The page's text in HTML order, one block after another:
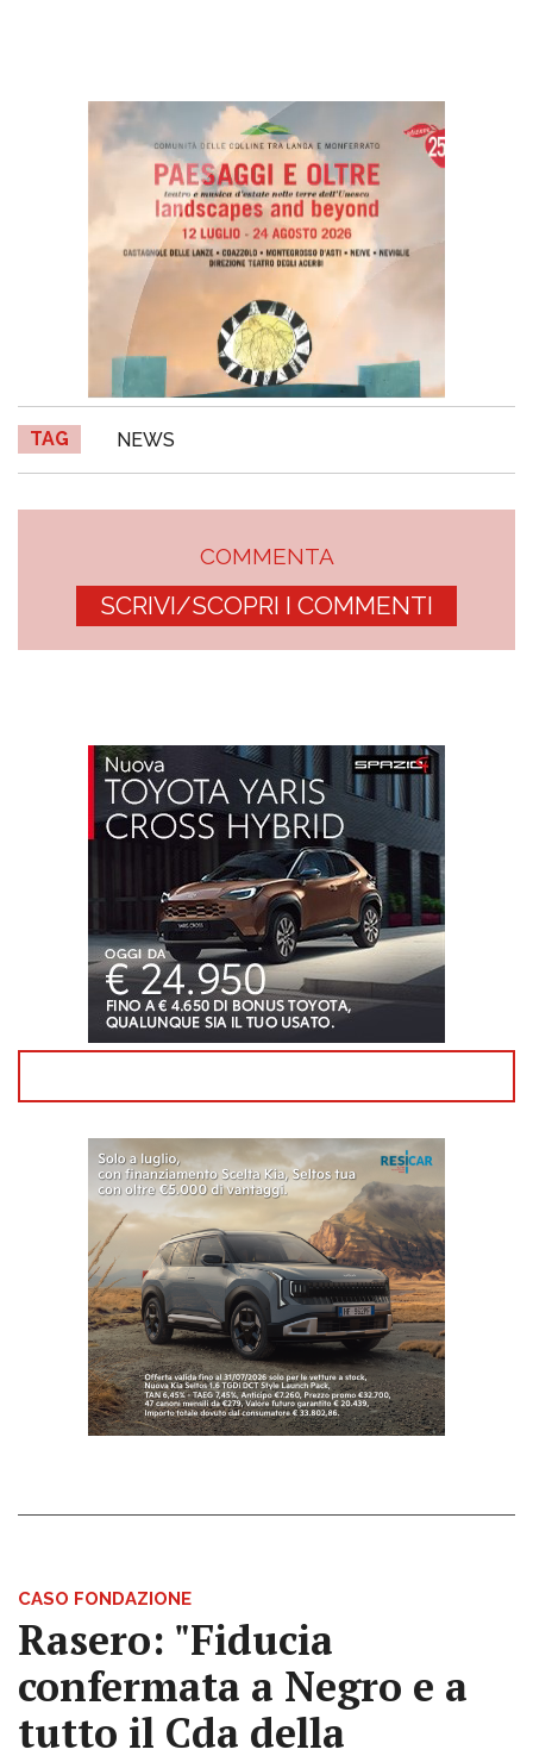
TAG NEWS
COMMENTA
SCRIVI/SCOPRI I COMMENTI
CASO FONDAZIONE
Rasero: "Fiducia
confermata a Negro e a
tutto il Cda della